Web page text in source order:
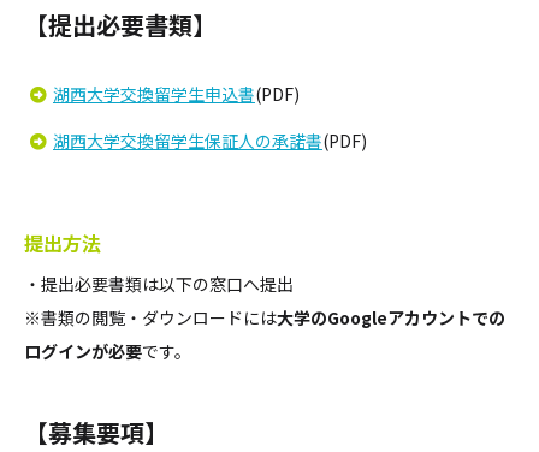
【提出必要書類】
湖西大学交換留学生申込書(PDF)
湖西大学交換留学生保証人の承諾書(PDF)
提出方法
・提出必要書類は以下の窓口へ提出
※書類の閲覧・ダウンロードには大学のGoogleアカウントでの
ログインが必要です。
【募集要項】